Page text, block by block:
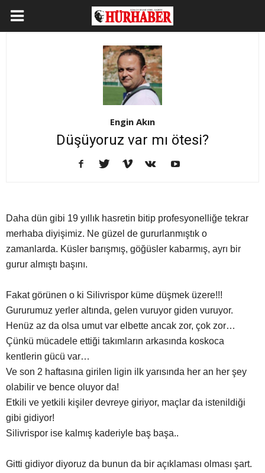
Engin Akın
Düşüyoruz var mı ötesi?
Daha dün gibi 19 yıllık hasretin bitip profesyonelliğe tekrar
merhaba diyişimiz. Ne güzel de gururlanmıştık o
zamanlarda. Küsler barışmış, göğüsler kabarmış, ayrı bir
gurur almıştı başını.
Fakat görünen o ki Silivrispor küme düşmek üzere!!!
Gururumuz yerler altında, gelen vuruyor giden vuruyor.
Henüz az da olsa umut var elbette ancak zor, çok zor…
Çünkü mücadele ettiği takımların arkasında koskoca
kentlerin gücü var…
Ve son 2 haftasına girilen ligin ilk yarısında her an her şey
olabilir ve bence oluyor da!
Etkili ve yetkili kişiler devreye giriyor, maçlar da istenildiği
gibi gidiyor!
Silivrispor ise kalmış kaderiyle baş başa..
Gitti gidiyor diyoruz da bunun da bir açıklaması olması şart.